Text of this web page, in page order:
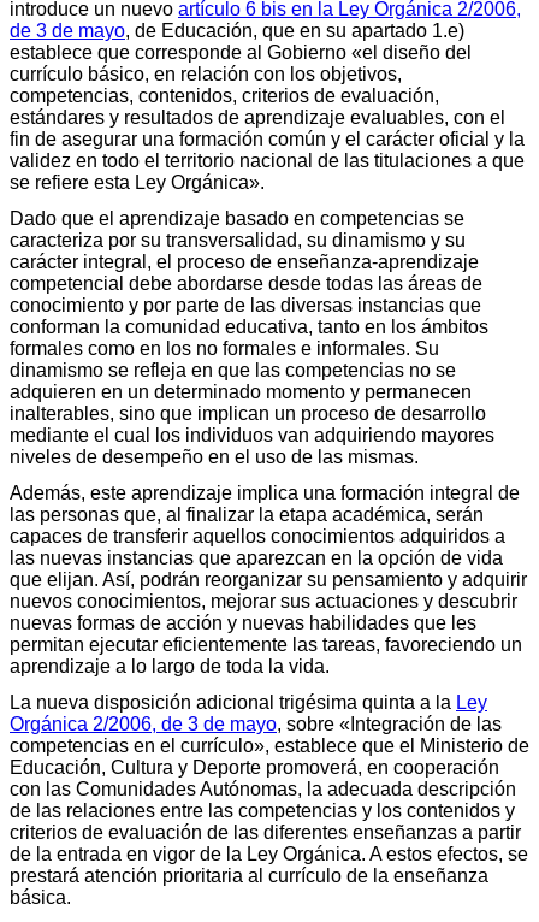
introduce un nuevo artículo 6 bis en la Ley Orgánica 2/2006,
de 3 de mayo, de Educación, que en su apartado 1.e)
establece que corresponde al Gobierno «el diseño del
currículo básico, en relación con los objetivos,
competencias, contenidos, criterios de evaluación,
estándares y resultados de aprendizaje evaluables, con el
fin de asegurar una formación común y el carácter oficial y la
validez en todo el territorio nacional de las titulaciones a que
se refiere esta Ley Orgánica».
Dado que el aprendizaje basado en competencias se
caracteriza por su transversalidad, su dinamismo y su
carácter integral, el proceso de enseñanza-aprendizaje
competencial debe abordarse desde todas las áreas de
conocimiento y por parte de las diversas instancias que
conforman la comunidad educativa, tanto en los ámbitos
formales como en los no formales e informales. Su
dinamismo se refleja en que las competencias no se
adquieren en un determinado momento y permanecen
inalterables, sino que implican un proceso de desarrollo
mediante el cual los individuos van adquiriendo mayores
niveles de desempeño en el uso de las mismas.
Además, este aprendizaje implica una formación integral de
las personas que, al finalizar la etapa académica, serán
capaces de transferir aquellos conocimientos adquiridos a
las nuevas instancias que aparezcan en la opción de vida
que elijan. Así, podrán reorganizar su pensamiento y adquirir
nuevos conocimientos, mejorar sus actuaciones y descubrir
nuevas formas de acción y nuevas habilidades que les
permitan ejecutar eficientemente las tareas, favoreciendo un
aprendizaje a lo largo de toda la vida.
La nueva disposición adicional trigésima quinta a la Ley
Orgánica 2/2006, de 3 de mayo, sobre «Integración de las
competencias en el currículo», establece que el Ministerio de
Educación, Cultura y Deporte promoverá, en cooperación
con las Comunidades Autónomas, la adecuada descripción
de las relaciones entre las competencias y los contenidos y
criterios de evaluación de las diferentes enseñanzas a partir
de la entrada en vigor de la Ley Orgánica. A estos efectos, se
prestará atención prioritaria al currículo de la enseñanza
básica.